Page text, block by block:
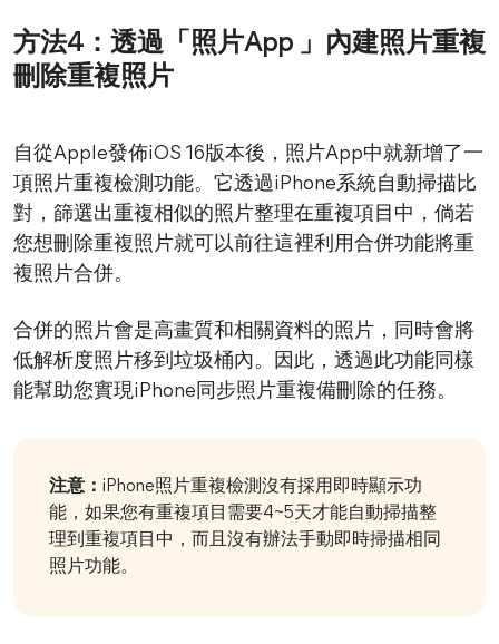
方法4：透過「照片App 」內建照片重複
刪除重複照片
自從Apple發佈iOS 16版本後，照片App中就新增了一
項照片重複檢測功能。它透過iPhone系統自動掃描比
對，篩選出重複相似的照片整理在重複項目中，倘若
您想刪除重複照片就可以前往這裡利用合併功能將重
複照片合併。
合併的照片會是高畫質和相關資料的照片，同時會將
低解析度照片移到垃圾桶內。因此，透過此功能同樣
能幫助您實現iPhone同步照片重複備刪除的任務。
注意： iPhone照片重複檢測沒有採用即時顯示功
能，如果您有重複項目需要4~5天才能自動掃描整
理到重複項目中，而且沒有辦法手動即時掃描相同
照片功能。